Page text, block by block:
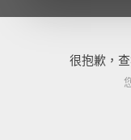
很抱歉，